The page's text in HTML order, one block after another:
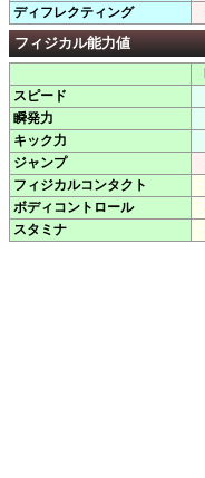
ディフレクティング
フィジカル能力値
スピード
瞬発力
キック力
ジャンプ
フィジカルコンタクト
ボディコントロール
スタミナ